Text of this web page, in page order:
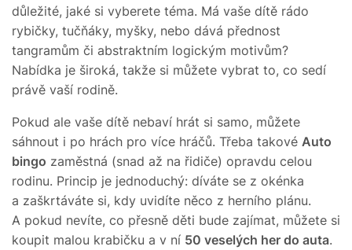
důležité, jaké si vyberete téma. Má vaše dítě rádo
rybičky, tučňáky, myšky, nebo dává přednost
tangramům či abstraktním logickým motivům?
Nabídka je široká, takže si můžete vybrat to, co sedí
právě vaší rodině.
Pokud ale vaše dítě nebaví hrát si samo, můžete
sáhnout i po hrách pro více hráčů. Třeba takové Auto
bingo zaměstná (snad až na řidiče) opravdu celou
rodinu. Princip je jednoduchý: díváte se z okénka
a zaškrtáváte si, kdy uvidíte něco z herního plánu.
A pokud nevíte, co přesně děti bude zajímat, můžete si
koupit malou krabičku a v ní 50 veselých her do auta.